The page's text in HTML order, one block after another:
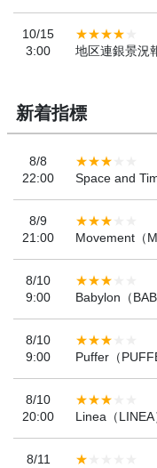
10/15
3:00
地区連銀景況
新着指標
8/8
22:00
Space and
8/9
21:00
Movement（
8/10
9:00
Babylon（
8/10
9:00
Puffer（
8/10
20:00
Linea（
8/11